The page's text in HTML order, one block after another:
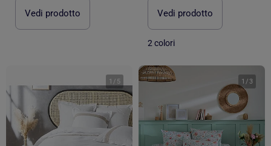
Vedi prodotto Vedi prodotto
2 colori
1 / 5 1 /3